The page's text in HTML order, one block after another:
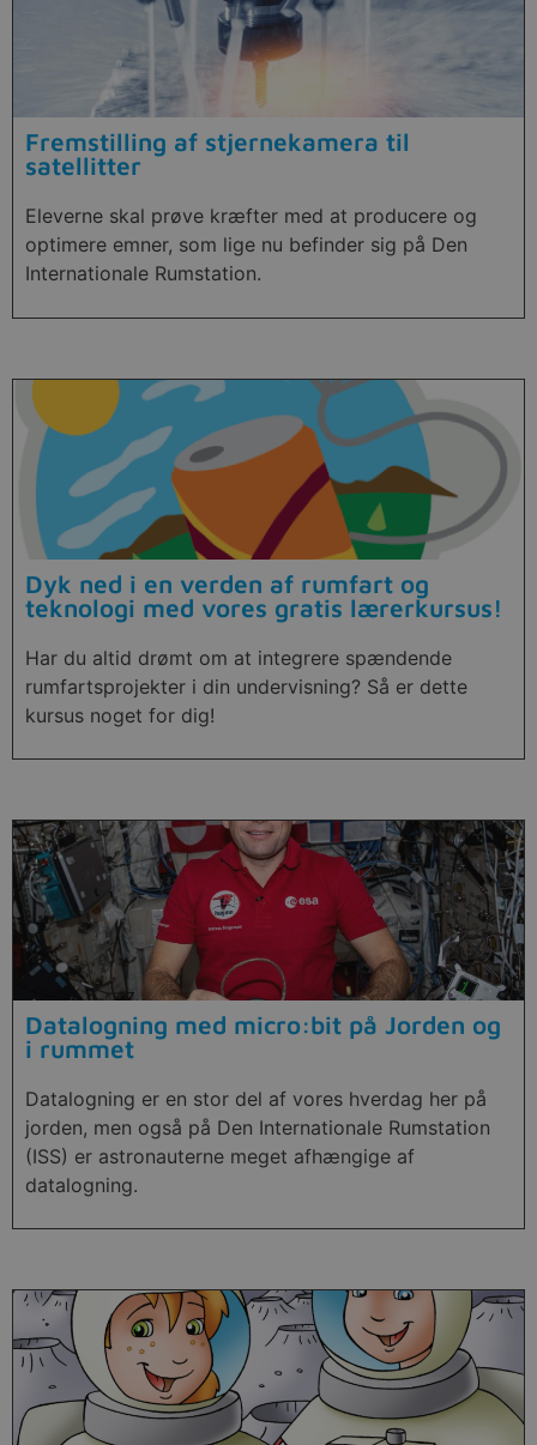
Fremstilling af stjernekamera til
satellitter
Eleverne skal prøve kræfter med at producere og
optimere emner, som lige nu befinder sig på Den
Internationale Rumstation.
Dyk ned i en verden af rumfart og
teknologi med vores gratis lærerkursus!
Har du altid drømt om at integrere spændende
rumfartsprojekter i din undervisning? Så er dette
kursus noget for dig!
Datalogning med micro:bit på Jorden og
i rummet
Datalogning er en stor del af vores hverdag her på
jorden, men også på Den Internationale Rumstation
(ISS) er astronauterne meget afhængige af
datalogning.